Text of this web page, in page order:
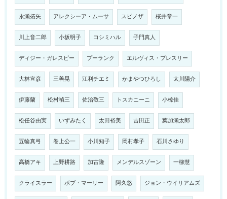
永瀬拓矢 アレクシーア・ムーサ スピノザ 桜井章一
川上音二郎 小坂明子 コシミハル 子門真人
ディジー・ガレスピー プーランク エルヴィス・プレスリー
大林宣彦 三善晃 江利チエミ かまやつひろし 太川陽介
伊藤蘭 松村禎三 佐治敬三 トスカニーニ 小椋佳
松任谷由実 いずみたく 太田裕美 吉田正 葉加瀬太郎
五輪真弓 巻上公一 小川知子 岡村孝子 石川さゆり
高橋アキ 上野耕路 加古隆 メンデルスゾーン 一柳慧
クライスラー ボブ・マーリー 阿久悠 ジョン・ウイリアムズ